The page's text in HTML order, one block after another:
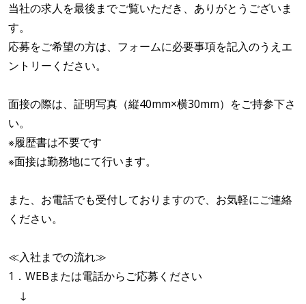
当社の求人を最後までご覧いただき、ありがとうございま
す。
応募をご希望の方は、フォームに必要事項を記入のうえエ
ントリーください。
面接の際は、証明写真（縦40mm×横30mm）をご持参下さ
い。
※履歴書は不要です
※面接は勤務地にて行います。
また、お電話でも受付しておりますので、お気軽にご連絡
ください。
≪入社までの流れ≫
1．WEBまたは電話からご応募ください
↓